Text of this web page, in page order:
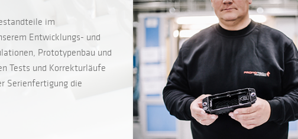
im
Entwicklungs- und
Prototypenbau und
Tests und Korrekturläufe
Serienfertigung die